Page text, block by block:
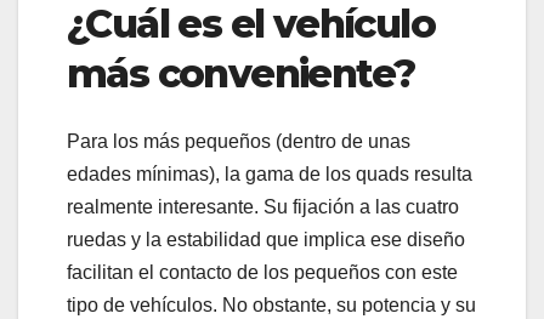
¿Cuál es el vehículo
más conveniente?
Para los más pequeños (dentro de unas
edades mínimas), la gama de los quads resulta
realmente interesante. Su fijación a las cuatro
ruedas y la estabilidad que implica ese diseño
facilitan el contacto de los pequeños con este
tipo de vehículos. No obstante, su potencia y su